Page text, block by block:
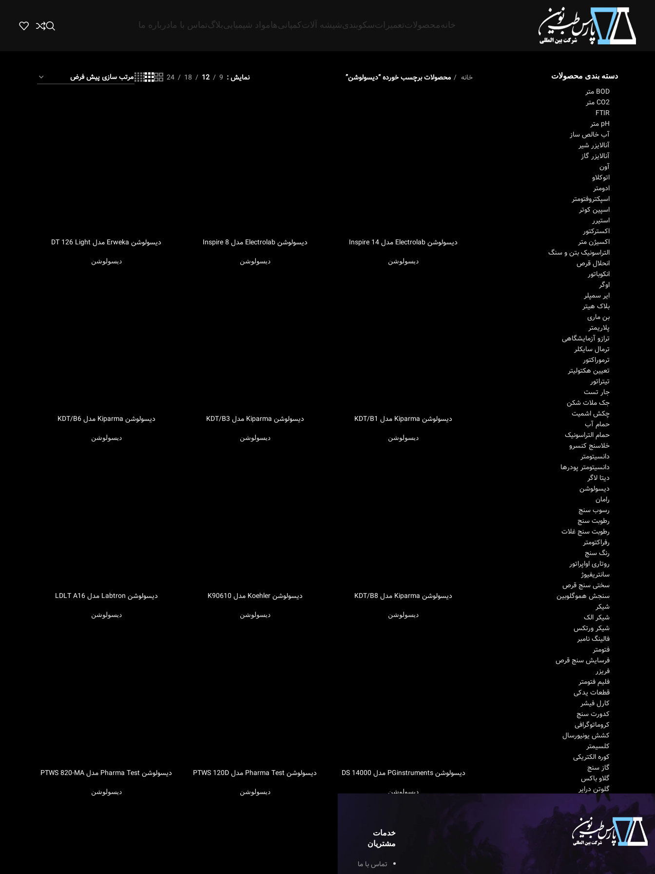
خانه محصولاتتعمیراتسکوبندیشیشه آلاتکمپانی‌ها مواد شیمیاییبلاگتماس با مادرباره ما
دسته بندی محصولات
BOD متر
CO2 متر
FTIR
pH متر
آب خالص ساز
آنالایزر شیر
آنالایزر گاز
آون
اتوکلاو
ادومتر
اسپکتروفتومتر
اسپین کوتر
استیرر
اکسترکتور
اکسیژن متر
التراسونیک بتن و سنگ
انحلال قرص
انکوباتور
اوگر
ایر سمپلر
بلاک هیتر
بن ماری
پلاریمتر
ترازو آزمایشگاهی
ترمال سایکلر
ترموراکتور
تعیین هکتولیتر
تیتراتور
جار تست
جک ملات شکن
چکش اشمیت
حمام آب
حمام التراسونیک
خلاسنج کنسرو
دانسیتومتر
دانسیتومتر پودرها
دیتا لاگر
دیسولوشن
رامان
رسوب سنج
رطوبت سنج
رطوبت سنج غلات
رفراکتومتر
رنگ سنج
روتاری اواپراتور
سانتریفیوژ
سختی سنج قرص
سنجش هموگلوبین
شیکر
شیکر الک
شیکر ورتکس
فالینگ نامبر
فتومتر
فرسایش سنج قرص
فریزر
فلیم فتومتر
قطعات یدکی
کارل فیشر
کدورت‌ سنج
کروماتوگرافی
کشش یونیورسال
کلسیمتر
کوره الکتریکی
گاز سنج
گلاو باکس
گلوتن درایر
گلوتن واشر
مخلوط کن سیمان
مولتی پارامتر
میکروسکوپ
نفوذسنج
نقطه اشتعال
نقطه ذوب
خانه محصولات برچسب خورده “دیسولوشن” نمایش 9
12
18
24
اطلاعات بیشتر
دیسولوشن Electrolab مدل Inspire 14
دیسولوشن
اطلاعات بیشتر
دیسولوشن Electrolab مدل Inspire 8
دیسولوشن
اطلاعات بیشتر
دیسولوشن Erweka مدل DT 126 Light
دیسولوشن
اطلاعات بیشتر
دیسولوشن Kiparma مدل KDT/B1
دیسولوشن
اطلاعات بیشتر
دیسولوشن Kiparma مدل KDT/B3
دیسولوشن
اطلاعات بیشتر
دیسولوشن Kiparma مدل KDT/B6
دیسولوشن
اطلاعات بیشتر
دیسولوشن Kiparma مدل KDT/B8
دیسولوشن
اطلاعات بیشتردیسولوشن Koehler مدل K90610
دیسولوشن
اطلاعات بیشتر
دیسولوشن Labtron مدل LDLT A16
دیسولوشن
اطلاعات بیشتر
دیسولوشن PGinstruments مدل DS 14000
دیسولوشن
اطلاعات بیشتر
دیسولوشن Pharma Test مدل PTWS 120D
دیسولوشن
اطلاعات بیشتر
دیسولوشن Pharma Test مدل PTWS 820-MA
دیسولوشن
خدمات
مشتریان
تماس با ما